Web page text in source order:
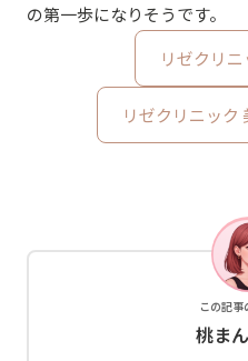
の第一歩になりそうです。
リゼクリ
リゼクリニック
この記事
桃ま